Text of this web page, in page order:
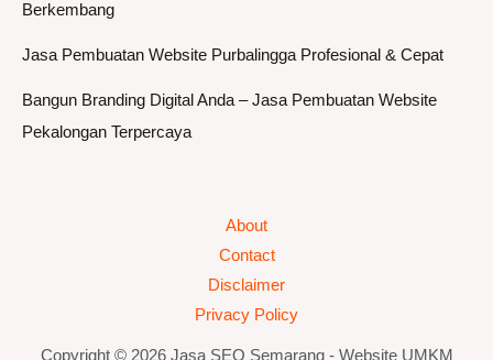
Berkembang
Jasa Pembuatan Website Purbalingga Profesional & Cepat
Bangun Branding Digital Anda – Jasa Pembuatan Website
Pekalongan Terpercaya
About
Contact
Disclaimer
Privacy Policy
Copyright © 2026 Jasa SEO Semarang - Website UMKM